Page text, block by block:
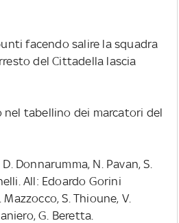
facendo salire la squadra
del Cittadella lascia
tabellino dei marcatori del
Donnarumma, N. Pavan, S.
All: Edoardo Gorini
S. Thioune, V.
G. Beretta.